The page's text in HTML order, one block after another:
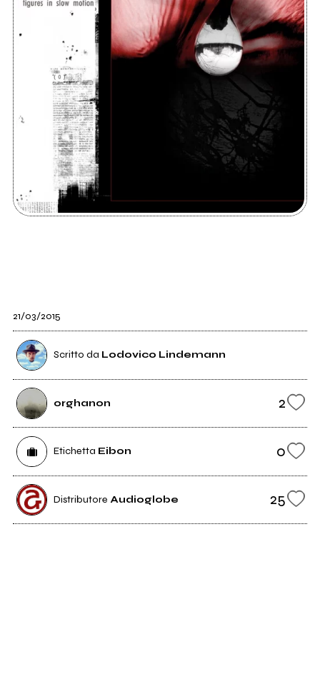
21/03/2015
Scritto da Lodovico Lindemann
orghanon 2
Etichetta Eibon 0
Distributore Audioglobe 25